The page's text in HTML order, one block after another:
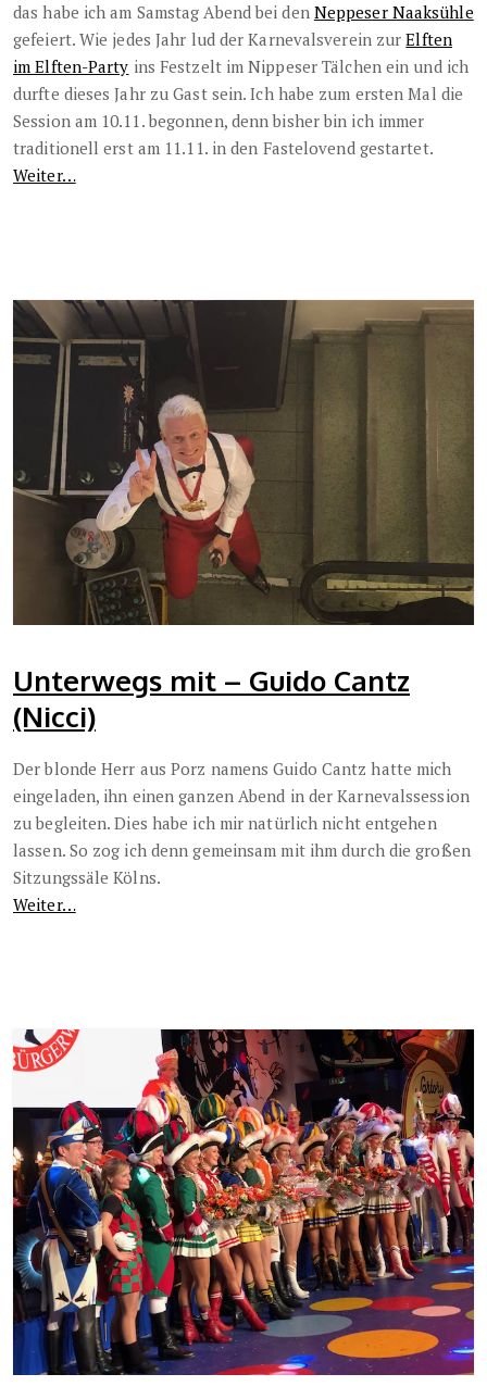
das habe ich am Samstag Abend bei den Neppeser Naaksühle
gefeiert. Wie jedes Jahr lud der Karnevalsverein zurElften
im Elften-Party ins Festzelt im Nippeser Tälchen ein und ich
durfte dieses Jahr zu Gast sein. Ich habe zum ersten Mal die
Session am 10.11. begonnen, denn bisher bin ich immer
traditionell erst am 11.11. in den Fastelovend gestartet.
Weiter…
Unterwegs mit – Guido Cantz
(Nicci)
Der blonde Herr aus Porz namens Guido Cantz hatte mich
eingeladen, ihn einen ganzen Abend in der Karnevalssession
zu begleiten. Dies habe ich mir natürlich nicht entgehen
lassen. So zog ich denn gemeinsam mit ihm durch die großen
Sitzungssäle Kölns.
Weiter…